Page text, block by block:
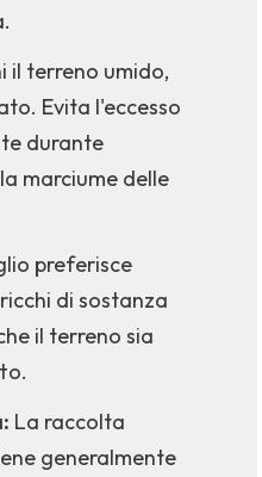
il terreno umido,
Evita l'eccesso
durante
marciume delle
preferisce
di sostanza
il terreno sia
La raccolta
generalmente